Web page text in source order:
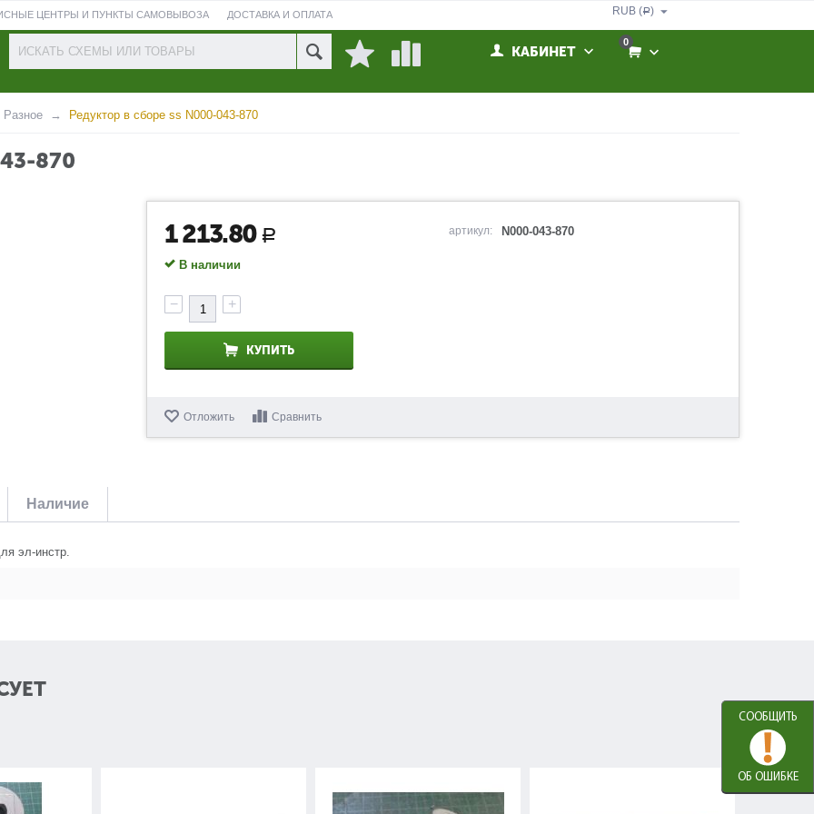
ЦЕНТРЫ И ПУНКТЫ САМОВЫВОЗА ДОСТАВКА И ОПЛАТА
ПРОВЕРИТЬ СОСТОЯНИЕ РЕМОНТА
RUB (Р)
КАБИНЕТ
0
Разное Редуктор в сборе ss N000-043-870
870
1 213.80 Р
В наличии
+
−
КУПИТЬ
артикул: N000-043-870
Отложить Сравнить
Наличие
эл-инстр.
СООБЩИТЬ
ОБ ОШИБКЕ